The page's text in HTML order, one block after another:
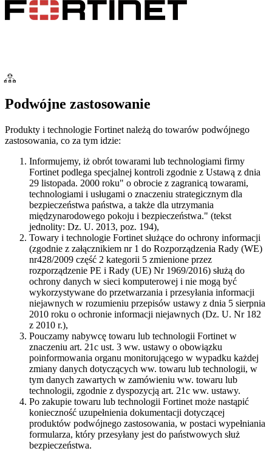
Podwójne zastosowanie
Produkty i technologie Fortinet należą do towarów podwójnego
zastosowania, co za tym idzie:
Informujemy, iż obrót towarami lub technologiami firmy
Fortinet podlega specjalnej kontroli zgodnie z Ustawą z dnia
29 listopada. 2000 roku" o obrocie z zagranicą towarami,
technologiami i usługami o znaczeniu strategicznym dla
bezpieczeństwa państwa, a także dla utrzymania
międzynarodowego pokoju i bezpieczeństwa." (tekst
jednolity: Dz. U. 2013, poz. 194),
Towary i technologie Fortinet służące do ochrony informacji
(zgodnie z załącznikiem nr 1 do Rozporządzenia Rady (WE)
nr428/2009 część 2 kategorii 5 zmienione przez
rozporządzenie PE i Rady (UE) Nr 1969/2016) służą do
ochrony danych w sieci komputerowej i nie mogą być
wykorzystywane do przetwarzania i przesyłania informacji
niejawnych w rozumieniu przepisów ustawy z dnia 5 sierpnia
2010 roku o ochronie informacji niejawnych (Dz. U. Nr 182
z 2010 r.),
Pouczamy nabywcę towaru lub technologii Fortinet w
znaczeniu art. 21c ust. 3 ww. ustawy o obowiązku
poinformowania organu monitorującego w wypadku każdej
zmiany danych dotyczących ww. towaru lub technologii, w
tym danych zawartych w zamówieniu ww. towaru lub
technologii, zgodnie z dyspozycją art. 21c ww. ustawy.
Po zakupie towaru lub technologii Fortinet może nastąpić
konieczność uzupełnienia dokumentacji dotyczącej
produktów podwójnego zastosowania, w postaci wypełniania
formularza, który przesyłany jest do państwowych służ
bezpieczeństwa.